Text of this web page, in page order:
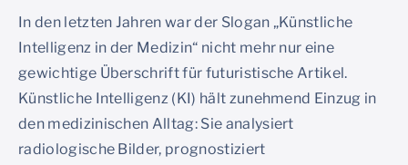
In den letzten Jahren war der Slogan „Künstliche
Intelligenz in der Medizin“ nicht mehr nur eine
gewichtige Überschrift für futuristische Artikel.
Künstliche Intelligenz (KI) hält zunehmend Einzug in
den medizinischen Alltag: Sie analysiert
radiologische Bilder, prognostiziert